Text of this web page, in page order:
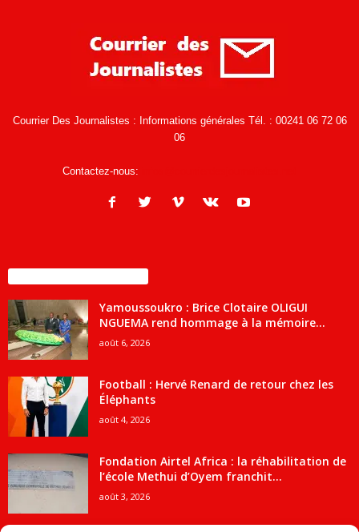
Courrier Des Journalistes : Informations générales Tél. : 00241 06 72 06
06
Contactez-nous:
Yamoussoukro : Brice Clotaire OLIGUI
NGUEMA rend hommage à la mémoire...
août 6, 2026
Football : Hervé Renard de retour chez les
Éléphants
août 4, 2026
Fondation Airtel Africa : la réhabilitation de
l’école Methui d’Oyem franchit...
août 3, 2026